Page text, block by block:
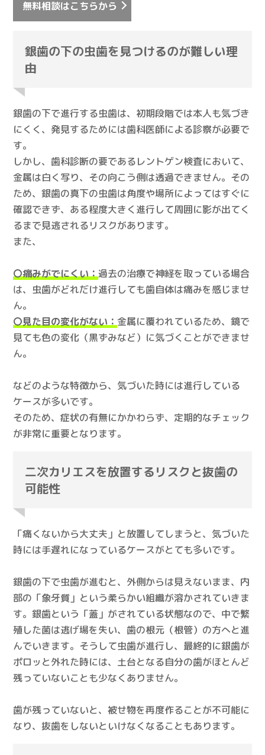
無料相談はこちらから
銀歯の下の虫歯を見つけるのが難しい理
由
銀歯の下で進行する虫歯は、初期段階では本人も気づき
にくく、発見するためには歯科医師による診察が必要で
す。
しかし、歯科診断の要であるレントゲン検査において、
金属は白く写り、その向こう側は透過できません。その
ため、銀歯の真下の虫歯は角度や場所によってはすぐに
確認できず、ある程度大きく進行して周囲に影が出てく
るまで見逃されるリスクがあります。
また、
〇痛みがでにくい：過去の治療で神経を取っている場合
は、虫歯がどれだけ進行しても歯自体は痛みを感じませ
ん。
〇見た目の変化がない： 金属に覆われているため、鏡で
見ても色の変化（黒ずみなど）に気づくことができませ
ん。
などのような特徴から、気づいた時には進行している
ケースが多いです。
そのため、症状の有無にかかわらず、定期的なチェック
が非常に重要となります。
二次カリエスを放置するリスクと抜歯の
可能性
「痛くないから大丈夫」と放置してしまうと、気づいた
時には手遅れになっているケースがとても多いです。
銀歯の下で虫歯が進むと、外側からは見えないまま、内
部の「象牙質」という柔らかい組織が溶かされていきま
す。銀歯という「蓋」がされている状態なので、中で繁
殖した菌は逃げ場を失い、歯の根元（根管）の方へと進
んでいきます。そうして虫歯が進行し、最終的に銀歯が
ポロッと外れた時には、土台となる自分の歯がほとんど
残っていないことも少なくありません。
歯が残っていないと、被せ物を再度作ることが不可能に
なり、抜歯をしないといけなくなることもあります。